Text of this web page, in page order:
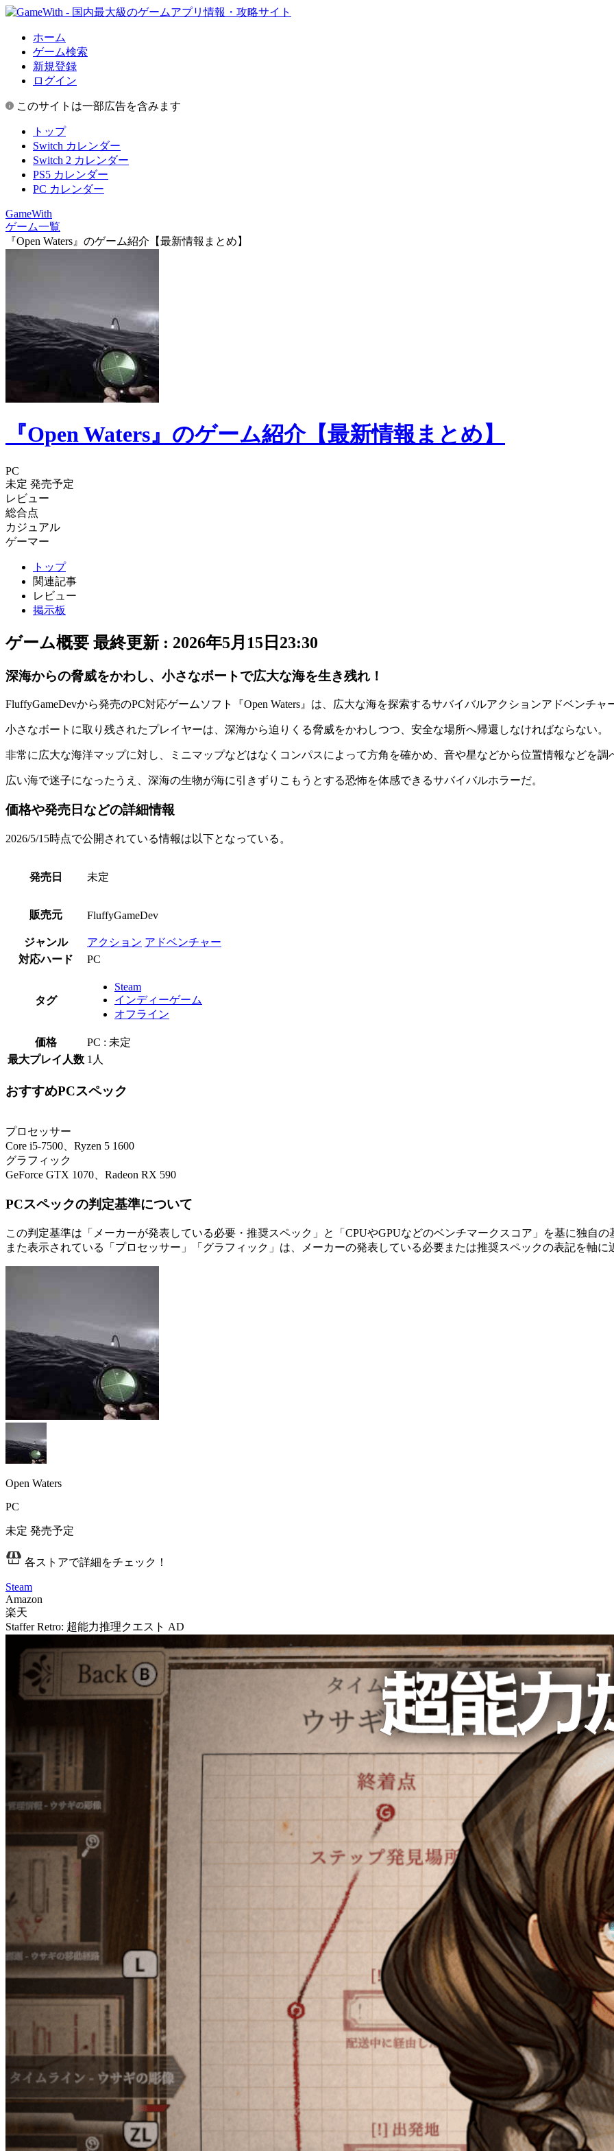
ホーム
ゲーム検索
新規登録
ログイン
このサイトは一部広告を含みます
トップ
Switch カレンダー
Switch 2 カレンダー
PS5 カレンダー
PC カレンダー
GameWith
ゲーム一覧
『Open Waters』のゲーム紹介【最新情報まとめ】
『Open Waters』のゲーム紹介【最新情報まとめ】
PC
未定 発売予定
レビュー
総合点
カジュアル
ゲーマー
トップ
関連記事
レビュー
掲示板
ゲーム概要 最終更新 : 2026年5月15日23:30
深海からの脅威をかわし、小さなボートで広大な海を生き残れ！
FluffyGameDevから発売のPC対応ゲームソフト『Open Waters』は、広大な海を探索するサバイバルアクションアドベンチャ
小さなボートに取り残されたプレイヤーは、 深海から迫りくる脅威をかわしつつ、安全な場所へ帰還 しなければならない。
非常に広大な海洋マップに対し、 ミニマップなどはなく コンパスによって方角を確かめ、音や星などから位置情報などを調
広い海で迷子になったうえ、深海の生物が海に引きずりこもうとする恐怖を体感できるサバイバルホラーだ。
価格や発売日などの詳細情報
2026/5/15時点で公開されている情報は以下となっている。
発売日 未定
販売元 FluffyGameDev
ジャンル アクション アドベンチャー
対応ハード
PC
タグ
Steam
インディーゲーム
オフライン
価格
PC : 未定
最大プレイ人数 1人
おすすめPCスペック
プロセッサー
Core i5-7500、Ryzen 5 1600
グラフィック
GeForce GTX 1070、Radeon RX 590
PCスペックの判定基準について
この判定基準は「メーカーが発表している必要・推奨スペック」と「CPUやGPUなどのベンチマークスコア」を基に独自の
また表示されている「プロセッサー」「グラフィック」は、メーカーの発表している必要または推奨スペックの表記を軸に
Open Waters
PC
未定 発売予定
各ストアで詳細をチェック！
Steam
Amazon
楽天
Staffer Retro: 超能力推理クエスト AD